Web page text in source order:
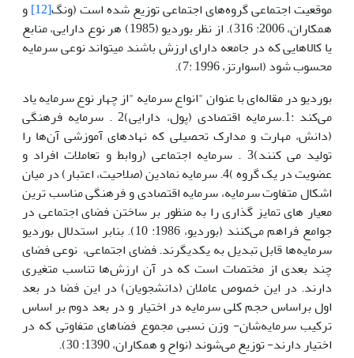
موقعیت اجتماعی گروه‌های اجتماعی توزیع شده است (ونگ[12]
و
همکاران، 2006: 316). از نظر بوردیو (1985) هر نوع دارایی، منابع
یا کالاهایی که در جامعه دارای ارزش باشند می­تواند نوعی سرمایه
محسوب شود (اسوارتز، 1996 :7).
بوردیو در مقاله‌ای با عنوان "انواع سرمایه "از چهار نوع سرمایه یاد
می‌کند :1.سرمایه اقتصادی (پول، دارایی)2 . سرمایه فرهنگی
(دانش، مهارت و مدارک تحصیلی که نهادهای آموزشی آن‌ها را
تولید می کنند)3 . سرمایه اجتماعی (روابط و تعاملات افراد و
عضویت در یک گروه )4. سرمایه نمادین (صلاحیت، اعتبار) در میان
اشکال متفاوت سرمایه، سرمایه اقتصادی و فرهنگی مناسب ترین
معیار های تمایز گذاری را به منظور بر ساختن فضای اجتماعی در
جوامع فراهم می‌کنند (بوردیو، 1986: 10). بنابر استدلال بوردیو
سرمایه‌ها قابل تبدیل به یکدیگرند. فضای اجتماعی، نوعی فضای
چند بعدی از مختصات است که در آن ارزش‌ها تناسب متغیری
دارند. در این خصوص عاملان (دانشجویان) در این فضا در بعد
اول براساس حجم کلی سرمایه در اختیار و در بعد دوم بر اساس
ترکیب سرمایه‌شان- وزن نسبی مجموع فضاهای متفاوتی که در
اختیار دارند- توزیع می‌شوند (نواح و همکاران، 1390: 30).